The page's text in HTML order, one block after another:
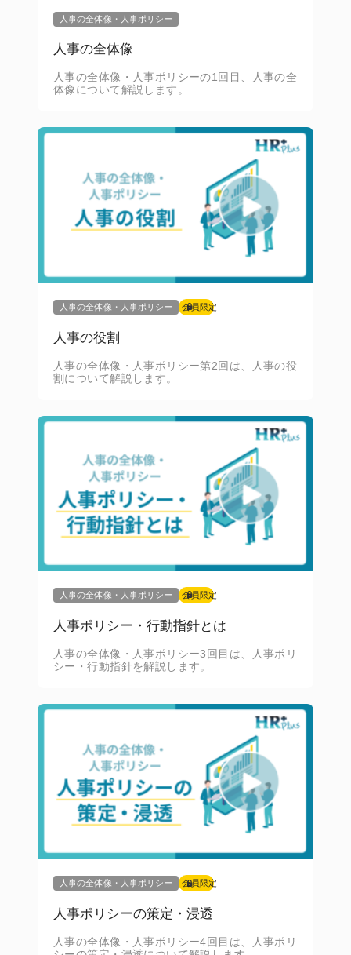
人事の全体像・人事ポリシー
人事の全体像
人事の全体像・人事ポリシーの1回目、人事の全
体像について解説します。
人事の全体像・人事ポリシー 会員限定
人事の役割
人事の全体像・人事ポリシー第2回は、人事の役
割について解説します。
人事の全体像・人事ポリシー 会員限定
人事ポリシー・行動指針とは
人事の全体像・人事ポリシー3回目は、人事ポリ
シー・行動指針を解説します。
人事の全体像・人事ポリシー 会員限定
人事ポリシーの策定・浸透
人事の全体像・人事ポリシー4回目は、人事ポリ